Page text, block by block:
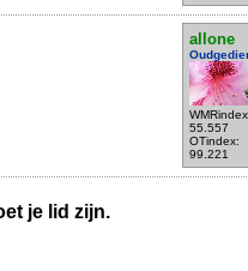
allone
55.557
OTindex:
99.221
je lid zijn.